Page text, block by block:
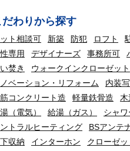
だわりから探す
ト相談可 新築 防犯 ロフト
専用
デザイナーズ 事務所可
焚き
ウォークインクローゼット
ノベーション・リフォーム
内装
コンクリート造
軽量鉄骨造 木
（電気）
給湯（ガス） シャワ
トラルヒーティング
BSアンテ
収納
インターホン クローゼッ